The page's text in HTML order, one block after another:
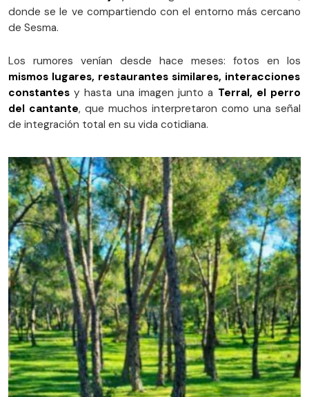
donde se le ve compartiendo con el entorno más cercano
de Sesma.
Los rumores venían desde hace meses: fotos en los
mismos lugares, restaurantes similares, interacciones
constantes y hasta una imagen junto a Terral, el perro
del cantante, que muchos interpretaron como una señal
de integración total en su vida cotidiana.